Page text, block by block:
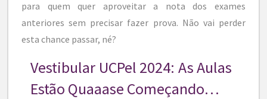
para quem quer aproveitar a nota dos exames
anteriores sem precisar fazer prova. Não vai perder
esta chance passar, né?
Vestibular UCPel 2024: As Aulas
Estão Quaaase Começando…